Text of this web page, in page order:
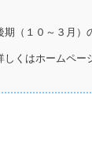
期（１０～３月）
しくはホームペー